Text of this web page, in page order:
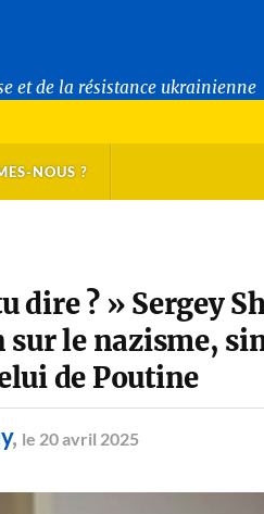
et de la résistance ukrainienne
NOUS ?
dire ? » Sergey
sur le nazisme,
de Poutine
, le 20 avril 2025